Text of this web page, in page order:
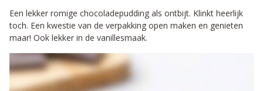
Een lekker romige chocoladepudding als ontbijt. Klinkt heerlijk
toch. Een kwestie van de verpakking open maken en genieten
maar! Ook lekker in de vanillesmaak.